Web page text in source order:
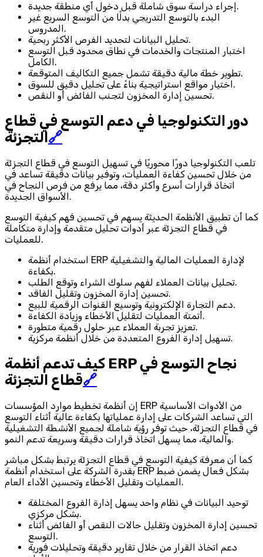
إجراء دراسة سوق شاملة قبل دخول أي منطقة جديدة.
البدء بالتوسع التدريجي بدلًا من التوسع السريع غير
المدروس.
تحليل البيانات لتحديد الفرص الأكثر ربحية.
اختبار المنتجات والخدمات في نطاق محدود قبل التوسع
الكامل.
تطوير خطة مالية دقيقة تشمل جميع التكاليف المتوقعة.
اختيار مواقع استراتيجية بناءً على تحليل دقيق للسوق.
تحسين إدارة المخزون لتجنب الفائض أو النقص.
دور التكنولوجيا في دعم التوسع في قطاع
التجزئة 🔗
تلعب التكنولوجيا دورًا محوريًا في تسهيل التوسع في قطاع التجزئة
من خلال تحسين كفاءة العمليات، وتوفير بيانات دقيقة تساعد في
اتخاذ قرارات أسرع وأكثر دقة، مما يرفع من فرص النجاح في
الأسواق الجديدة.
كما أن تطبيق الأنظمة الحديثة يسهم في تحسين فهم كيفية التوسع
في قطاع التجزئة عبر أدوات تحليل متقدمة وإدارة متكاملة
للعمليات.
استخدام أنظمة ERP لإدارة العمليات المالية والتشغيلية
بكفاءة.
تحليل بيانات العملاء لفهم سلوك الشراء وتوقع الطلب.
تحسين إدارة المخزون وتقليل الفاقد.
دعم التجارة الإلكترونية وتوسيع القنوات الرقمية للبيع.
أتمتة العمليات لتقليل الأخطاء وزيادة الكفاءة.
تعزيز تجربة العملاء عبر حلول رقمية متطورة.
تسهيل إدارة الفروع المتعددة من خلال أنظمة مركزية.
كيف تدعم أنظمة ERP نجاح التوسع في
قطاع التجزئة🔗
إن أنظمة تخطيط موارد المؤسسات ERP من الأدوات الأساسية
التي تساعد الشركات على إدارة عملياتها بكفاءة عالية أثناء التوسع
في قطاع التجزئة، حيث توفر رؤية شاملة لجميع الأنشطة التشغيلية
والمالية، مما يسهل اتخاذ قرارات دقيقة وسريعة تدعم النمو.
كما أن معرفة كيفية التوسع في قطاع التجزئة يرتبط بشكل مباشر
بقدرة الشركة على استخدام أنظمة ERP بشكل فعال يضمن ضبط
العمليات وتقليل الأخطاء وتحسين الأداء العام.
توحيد البيانات في نظام واحد يسهل إدارة الفروع المختلفة
بشكل مركزي.
تحسين إدارة المخزون وتقليل حالات النقص أو الفائض أثناء
التوسع.
دعم اتخاذ القرار من خلال تقارير دقيقة وتحليلات فورية